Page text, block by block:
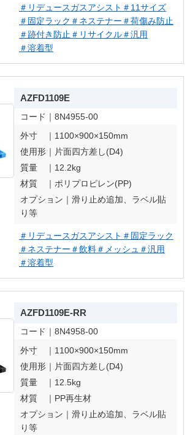
＃リデュースガスアシスト ＃11サイズ
＃固定ラック ＃ネステナー ＃荷傷み防止
＃跡付き防止 ＃リサイクル＃汎用
＃溶着型
AZFD1109E
コード｜ 8N4955-00
外寸 ｜ 1100×900×150mm
使用形｜ 片面四方差し(D4)
質量 ｜ 12.2kg
材質 ｜ ポリプロピレン(PP)
オプション｜ 滑り止め追加、ラベル貼
り等
＃リデュースガスアシスト ＃固定ラック
＃ネステナー ＃飲料＃メッシュ ＃汎用
＃溶着型
AZFD1109E-RR
コード｜ 8N4958-00
外寸 ｜ 1100×900×150mm
使用形｜ 片面四方差し(D4)
質量 ｜ 12.5kg
材質 ｜ PP再生材
オプション｜ 滑り止め追加、ラベル貼
り等